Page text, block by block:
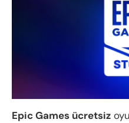
Epic Games ücretsiz